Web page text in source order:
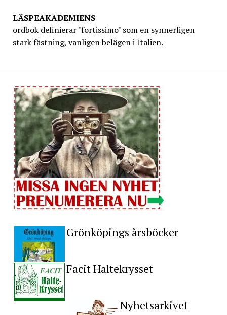
LÄSPEAKADEMIENS
ordbok definierar "fortissimo" som en synnerligen
stark fästning, vanligen belägen i Italien.
Grönköpings årsböcker
Facit Haltekrysset
Nyhetsarkivet